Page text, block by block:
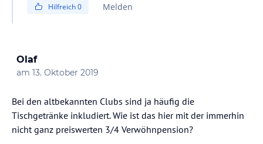
kulinarische Kreationen an. Am besten bei Buchung
Sonnige Grüße,
Sonnenhof-Team
Hilfreich0 Melden
Olaf
am 13. Oktober 2019
Bei den altbekannten Clubs sind ja häufig die
Tischgetränke inkludiert. Wie ist das hier mit der immerhin
nicht ganz preiswerten 3/4 Verwöhnpension?